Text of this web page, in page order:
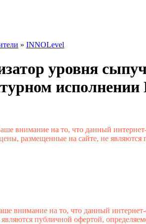
» INNOLevel
уровня
исполнении
внимание на то, что данный
размещенные на сайте, не являются
внимание на то, что данный
публичной офертой,